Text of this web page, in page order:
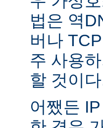
법은 역
버나
주 사용
할 것이
어쨌든